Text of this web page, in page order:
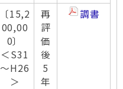
〔15,2
00,00
0〕
＜S31
～H26
＞
再
評
価
後
5
年
調書